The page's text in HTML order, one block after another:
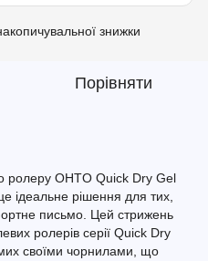
знижки
Порівняти
ролеру OHTO Quick Dry Gel
ідеальне рішення для тих,
письмо. Цей стрижень
ролерів серії Quick Dry
своїми чорнилами, що